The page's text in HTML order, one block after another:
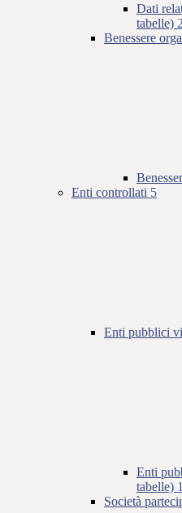
Dati
tabelle) 2
Benessere
Enti controllati 5
Enti pubblici
Enti
tabelle) 1
Società